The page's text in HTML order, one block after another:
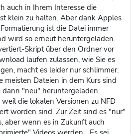
auch in Ihrem Interesse die
klein zu halten. Aber dank Apples
ist die Datei immer
wird so erneut heruntergeladen.
Skript über den Ordner vor
laufen zulassen, wie Sie es
macht es leider nur schlimmer.
meisten Dateien in dem Kurs sind
dann "neu" heruntergeladen
die lokalen Versionen zu NFD
worden sind. Zur Zeit sind es "nur"
aber wenn es in Zukunft auch